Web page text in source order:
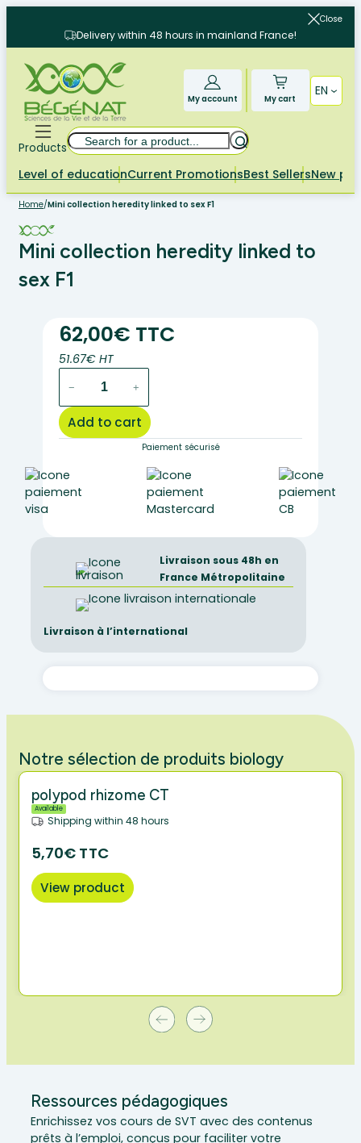
content
Close
Delivery within 48 hours in mainland France!
My account My cart
EN
Products
Search
Level of educationCurrent PromotionsBest SellersNew
Home/Mini collection heredity linked to sex F1
Mini collection heredity linked to
sex F1
62,00€ TTC
51.67€ HT
collection
heredity
linked
F1
quantity
− +
Add to cart
Paiement sécurisé
Livraison sous 48h en
France Métropolitaine
Livraison à l’international
Notre sélection de produits biology
polypod rhizome CT
Available
Shipping within 48 hours
5,70€ TTC
View product
Ressources pédagogiques
Enrichissez vos cours de SVT avec des contenus
prêts à l’emploi, conçus pour faciliter votre